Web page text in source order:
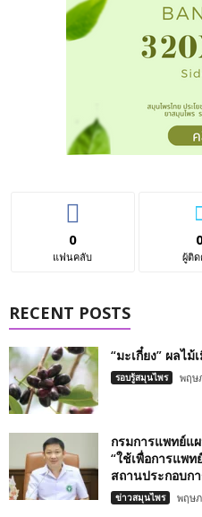
0
แฟนคลับ ผู้ติ
RECENT POSTS
“มะเกี๋ยง” ผลไ
รอบรู้สมุนไพร พฤษ
กรมการแพทย์แ
“ใช้เพื่อการแพ
สถานประกอบก
ข่าวสมุนไพร พฤษ